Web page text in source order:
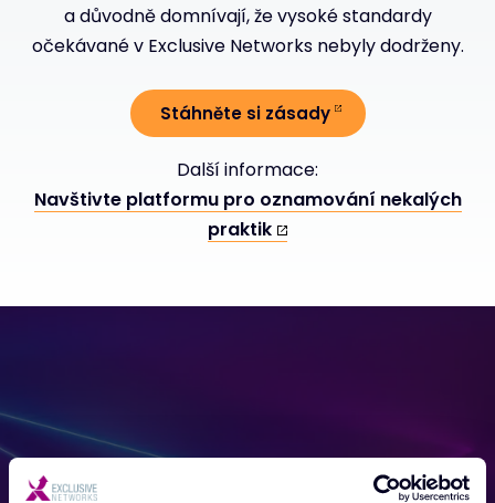
a důvodně domnívají, že vysoké standardy
očekávané v Exclusive Networks nebyly dodrženy.
Stáhněte si zásady
Další informace:
Navštivte platformu pro oznamování nekalých
praktik
Staňte se partnerem